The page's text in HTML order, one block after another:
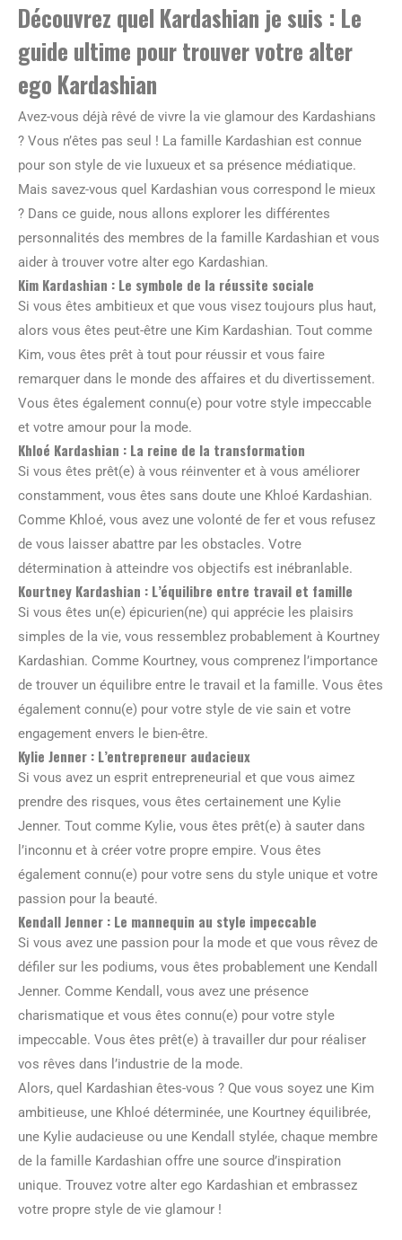
Découvrez quel Kardashian je suis : Le
guide ultime pour trouver votre alter
ego Kardashian
Avez-vous déjà rêvé de vivre la vie glamour des Kardashians
? Vous n’êtes pas seul ! La famille Kardashian est connue
pour son style de vie luxueux et sa présence médiatique.
Mais savez-vous quel Kardashian vous correspond le mieux
? Dans ce guide, nous allons explorer les différentes
personnalités des membres de la famille Kardashian et vous
aider à trouver votre alter ego Kardashian.
Kim Kardashian : Le symbole de la réussite sociale
Si vous êtes ambitieux et que vous visez toujours plus haut,
alors vous êtes peut-être une Kim Kardashian. Tout comme
Kim, vous êtes prêt à tout pour réussir et vous faire
remarquer dans le monde des affaires et du divertissement.
Vous êtes également connu(e) pour votre style impeccable
et votre amour pour la mode.
Khloé Kardashian : La reine de la transformation
Si vous êtes prêt(e) à vous réinventer et à vous améliorer
constamment, vous êtes sans doute une Khloé Kardashian.
Comme Khloé, vous avez une volonté de fer et vous refusez
de vous laisser abattre par les obstacles. Votre
détermination à atteindre vos objectifs est inébranlable.
Kourtney Kardashian : L’équilibre entre travail et famille
Si vous êtes un(e) épicurien(ne) qui apprécie les plaisirs
simples de la vie, vous ressemblez probablement à Kourtney
Kardashian. Comme Kourtney, vous comprenez l’importance
de trouver un équilibre entre le travail et la famille. Vous êtes
également connu(e) pour votre style de vie sain et votre
engagement envers le bien-être.
Kylie Jenner : L’entrepreneur audacieux
Si vous avez un esprit entrepreneurial et que vous aimez
prendre des risques, vous êtes certainement une Kylie
Jenner. Tout comme Kylie, vous êtes prêt(e) à sauter dans
l’inconnu et à créer votre propre empire. Vous êtes
également connu(e) pour votre sens du style unique et votre
passion pour la beauté.
Kendall Jenner : Le mannequin au style impeccable
Si vous avez une passion pour la mode et que vous rêvez de
défiler sur les podiums, vous êtes probablement une Kendall
Jenner. Comme Kendall, vous avez une présence
charismatique et vous êtes connu(e) pour votre style
impeccable. Vous êtes prêt(e) à travailler dur pour réaliser
vos rêves dans l’industrie de la mode.
Alors, quel Kardashian êtes-vous ? Que vous soyez une Kim
ambitieuse, une Khloé déterminée, une Kourtney équilibrée,
une Kylie audacieuse ou une Kendall stylée, chaque membre
de la famille Kardashian offre une source d’inspiration
unique. Trouvez votre alter ego Kardashian et embrassez
votre propre style de vie glamour !